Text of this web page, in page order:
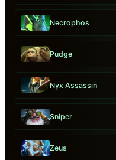
Necrophos
Pudge
Nyx Assassin
Sniper
Zeus